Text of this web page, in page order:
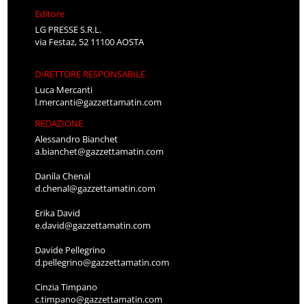
Editore
LG PRESSE S.R.L.
via Festaz, 52 11100 AOSTA
DIRETTORE RESPONSABILE
Luca Mercanti
l.mercanti@gazzettamatin.com
REDAZIONE
Alessandro Bianchet
a.bianchet@gazzettamatin.com
Danila Chenal
d.chenal@gazzettamatin.com
Erika David
e.david@gazzettamatin.com
Davide Pellegrino
d.pellegrino@gazzettamatin.com
Cinzia Timpano
c.timpano@gazzettamatin.com